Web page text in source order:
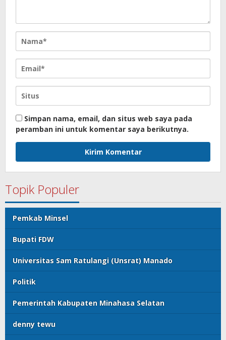
Simpan nama, email, dan situs web saya pada
peramban ini untuk komentar saya berikutnya.
Topik Populer
Pemkab Minsel
Bupati FDW
Universitas Sam Ratulangi (Unsrat) Manado
Politik
Pemerintah Kabupaten Minahasa Selatan
denny tewu